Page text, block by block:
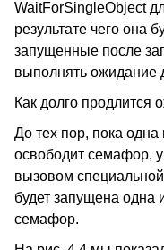
WaitForSingleObject
результате чего она
запущенные после
выполнять ожидание
Как долго продлится
До тех пор, пока одна
освободит семафор,
вызовом
будет запущена
семафор.